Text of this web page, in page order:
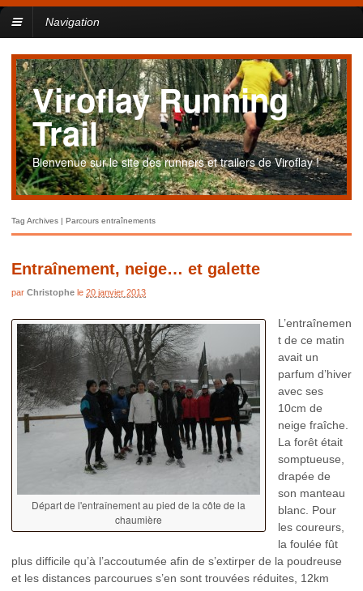
Navigation
Viroflay Running
Trail
Bienvenue sur le site des runners et trailers de Viroflay !
Tag Archives | Parcours entraînements
Entraînement, neige… et galette
par Christophe le 20 janvier 2013
Départ de l'entraînement au pied de la côte de la
chaumière
L’entraînemen
t de ce matin
avait un
parfum d’hiver
avec ses
10cm de
neige fraîche.
La forêt était
somptueuse,
drapée de
son manteau
blanc. Pour
les coureurs,
la foulée fût
plus difficile qu’à l’accoutumée afin de s’extirper de la poudreuse
et les distances parcourues s’en sont trouvées réduites, 12km